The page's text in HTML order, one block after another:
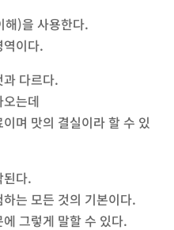
해)을 사용한다.
역이다.
다르다.
는데
며 맛의 결실이라 할 수 있
된다.
는 모든 것의 기본이다.
그렇게 말할 수 있다.